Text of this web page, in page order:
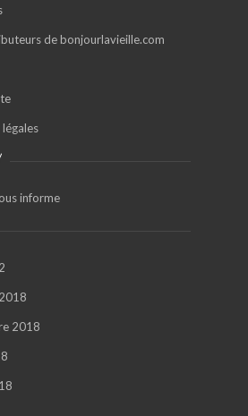
de bonjourlavieille.com
informe
2018